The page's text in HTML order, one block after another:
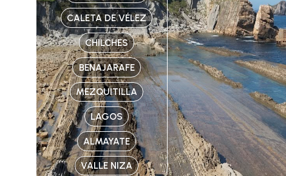
CALETA DE VÉLEZ
CHILCHES
BENAJARAFE
MEZQUITILLA
LAGOS
ALMAYATE
VALLE NIZA